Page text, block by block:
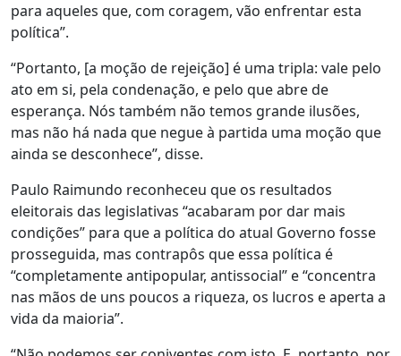
para aqueles que, com coragem, vão enfrentar esta
política”.
“Portanto, [a moção de rejeição] é uma tripla: vale pelo
ato em si, pela condenação, e pelo que abre de
esperança. Nós também não temos grande ilusões,
mas não há nada que negue à partida uma moção que
ainda se desconhece”, disse.
Paulo Raimundo reconheceu que os resultados
eleitorais das legislativas “acabaram por dar mais
condições” para que a política do atual Governo fosse
prosseguida, mas contrapôs que essa política é
“completamente antipopular, antissocial” e “concentra
nas mãos de uns poucos a riqueza, os lucros e aperta a
vida da maioria”.